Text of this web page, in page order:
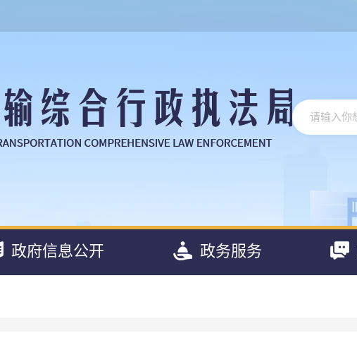
政府信息公开 政务服务